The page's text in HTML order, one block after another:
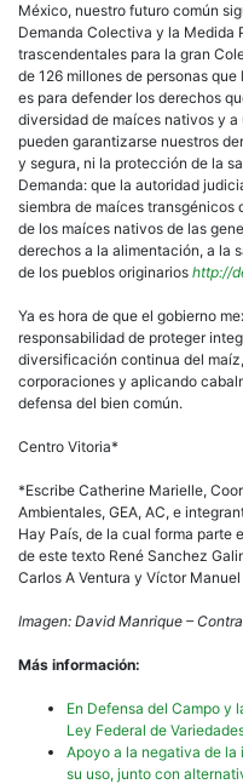
México, nuestro futuro común
Demanda Colectiva y la Medida
trascendentales para la gran
de 126 millones de personas
es para defender los derechos
diversidad de maíces nativos y
pueden garantizarse nuestros
y segura, ni la protección de la
Demanda: que la autoridad
siembra de maíces transgénicos
de los maíces nativos de las
derechos a la alimentación, a la
de los pueblos originarios http://
Ya es hora de que el gobierno
responsabilidad de proteger
diversificación continua del
corporaciones y aplicando
defensa del bien común.
Centro Vitoria*
*Escribe Catherine Marielle,
Ambientales, GEA, AC, e
Hay País, de la cual forma parte
de este texto René Sanchez
Carlos A Ventura y Víctor
Imagen: David Manrique –
Más información:
En Defensa del Campo y
Ley Federal de
Apoyo a la negativa de
su uso, junto con